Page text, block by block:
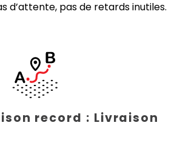
d’attente, pas de retards inutiles.
record : Livraison